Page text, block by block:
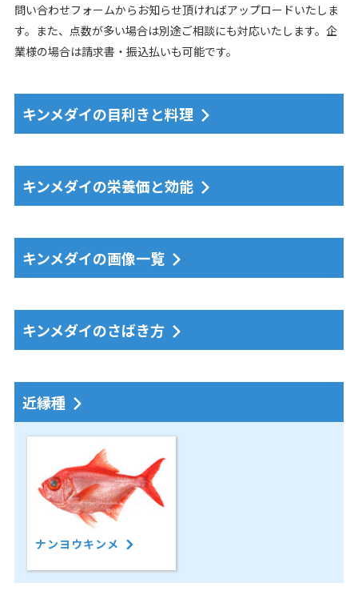
問い合わせフォームからお知らせ頂ければアップロードいたしま
す。また、点数が多い場合は別途ご相談にも対応いたします。企
業様の場合は請求書・振込払いも可能です。
キンメダイの目利きと料理
キンメダイの栄養価と効能
キンメダイの画像一覧
キンメダイのさばき方
近縁種
ナンヨウキンメ